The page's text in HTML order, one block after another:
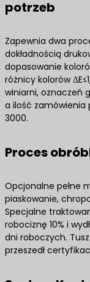
potrzeb
Zapewnia dwa
dokładnością
dopasowanie
różnicy kolorów
winiarni, oznaczeń
a ilość zamówienia
3000.
Proces
Opcjonalne pełne
piaskowanie,
Specjalne
robociznę 10% i
dni roboczych.
przeszedł